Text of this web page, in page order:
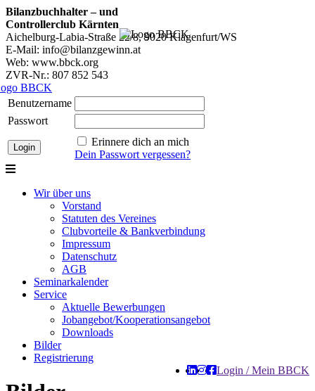
Bilanzbuchhalter – und
Controllerclub Kärnten
Aichelburg-Labia-Straße 22/8, 9020 Klagenfurt/WS
E-Mail: info@bilanzgewinn.at
Web: www.bbck.org
ZVR-Nr.: 807 852 543
Benutzername
Passwort
Erinnere dich an mich
Dein Passwort vergessen?
Wir über uns
Vorstand
Statuten des Vereines
Clubvorteile & Bankverbindung
Impressum
Datenschutz
AGB
Seminarkalender
Service
Aktuelle Bewerbungen
Jobangebot/Kooperationsangebot
Downloads
Bilder
Registrierung
Login / Mein BBCK